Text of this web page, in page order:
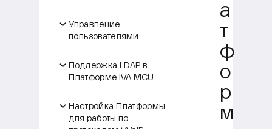
Управление
пользователями
Поддержка LDAP в
Платформе IVA MCU
Настройка Платформы
для работы по
а
т
ф
о
р
м